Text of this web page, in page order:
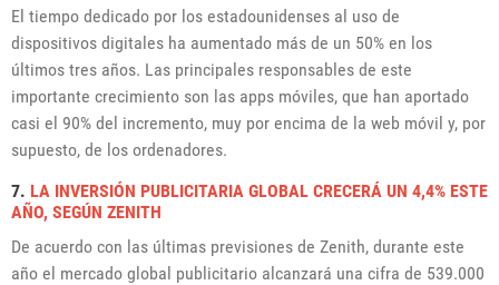
El tiempo dedicado por los estadounidenses al uso de
dispositivos digitales ha aumentado más de un 50% en los
últimos tres años. Las principales responsables de este
importante crecimiento son las apps móviles, que han aportado
casi el 90% del incremento, muy por encima de la web móvil y, por
supuesto, de los ordenadores.
7. LA INVERSIÓN PUBLICITARIA GLOBAL CRECERÁ UN 4,4% ESTE
AÑO, SEGÚN ZENITH
De acuerdo con las últimas previsiones de Zenith, durante este
año el mercado global publicitario alcanzará una cifra de 539.000